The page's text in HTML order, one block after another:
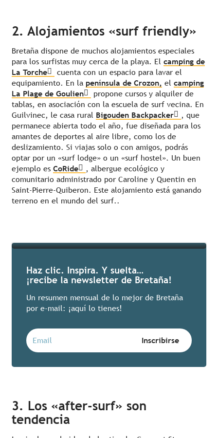
2. Alojamientos «surf friendly»
Bretaña dispone de muchos alojamientos especiales
para los surfistas muy cerca de la playa. El camping de
La Torche
cuenta con un espacio para lavar el
equipamiento. En la península de Crozon, el camping
La Plage de Goulien
propone cursos y alquiler de
tablas, en asociación con la escuela de surf vecina. En
Guilvinec, le casa rural Bigouden Backpacker
, que
permanece abierta todo el año, fue diseñada para los
amantes de deportes al aire libre, como los de
deslizamiento. Si viajas solo o con amigos, podrás
optar por un «surf lodge» o un «surf hostel». Un buen
ejemplo es CoRide
, albergue ecológico y
comunitario administrado por Caroline y Quentin en
Saint-Pierre-Quiberon. Este alojamiento está ganando
terreno en el mundo del surf..
Nuestras listas
Haz clic. Inspira. Y suelta…
¡recibe la newsletter de Bretaña!
Un resumen mensual de lo mejor de Bretaña
por e-mail: ¡aquí lo tienes!
3. Los «after-surf» son
tendencia